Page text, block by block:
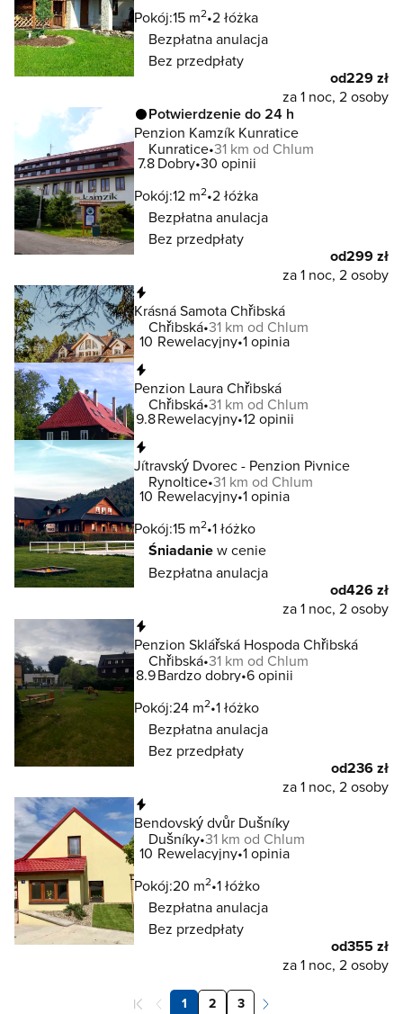
Pokój:15 m2 2 łóżka
Bezpłatna anulacja
Bez przedpłaty
od229 zł
za 1 noc, 2 osoby
Potwierdzenie do 24 h
Penzion Kamzík Kunratice
Kunratice 31 km od Chlum
7.8 Dobry 30 opinii
Pokój:12 m2 2 łóżka
Bezpłatna anulacja
Bez przedpłaty
od299 zł
za 1 noc, 2 osoby
Krásná Samota Chřibská
Chřibská 31 km od Chlum
10 Rewelacyjny 1 opinia
Penzion Laura Chřibská
Chřibská 31 km od Chlum
9.8Rewelacyjny 12 opinii
Jítravský Dvorec - Penzion Pivnice
Rynoltice 31 km od Chlum
10 Rewelacyjny 1 opinia
Pokój:15 m2 1 łóżko
Śniadaniew cenie
Bezpłatna anulacja
od426 zł
za 1 noc, 2 osoby
Penzion Sklářská Hospoda Chřibská
Chřibská 31 km od Chlum
8.9Bardzo dobry 6 opinii
Pokój:24 m2 1 łóżko
Bezpłatna anulacja
Bez przedpłaty
od236 zł
za 1 noc, 2 osoby
Bendovský dvůr Dušníky
Dušníky 31 km od Chlum
10 Rewelacyjny 1 opinia
Pokój:20 m2 1 łóżko
Bezpłatna anulacja
Bez przedpłaty
od355 zł
za 1 noc, 2 osoby
1 2 3